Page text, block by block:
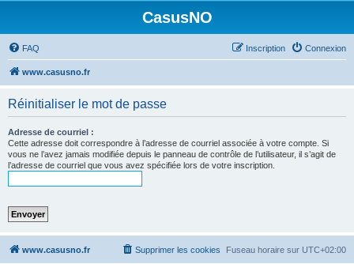
CasusNO
FAQ Connexion
Inscription
www.casusno.fr
Réinitialiser le mot de passe
Adresse de courriel :
Cette adresse doit correspondre à l’adresse de courriel associée à votre compte. Si
vous ne l’avez jamais modifiée depuis le panneau de contrôle de l’utilisateur, il s’agit de
l’adresse de courriel que vous avez spécifiée lors de votre inscription.
www.casusno.fr Fuseau horaire sur UTC+02:00
Supprimer les cookies